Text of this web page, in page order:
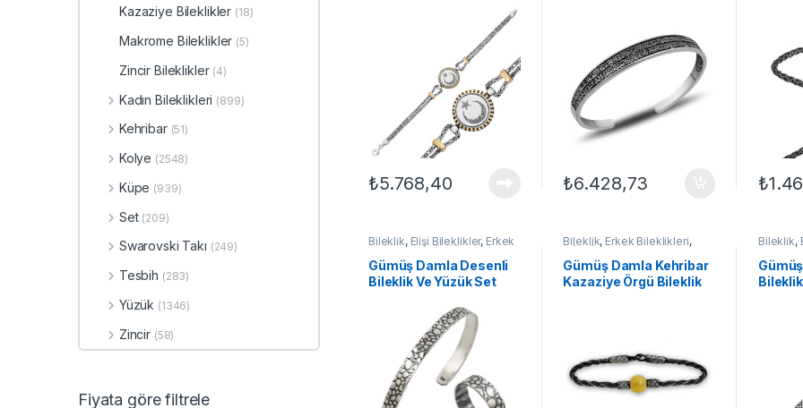
₺5.768,40 ₺6.428,73 ₺
Bu
Bileklik, Elişi Bileklikler, Erkek
Gümüş Damla Desenli
Bileklik Ve Yüzük Set
Bileklik, Erkek Bileklikleri,
Bileklikler
Gümüş Damla Kehribar
Kazaziye Örgü Bileklik
Bileklik,
TAKI
Bileklik
Kazaziye Bileklikler (18)
Makrome Bileklikler (5)
Zincir Bileklikler (4)
Kadın Bileklikleri (899)
Kehribar (51)
Kolye (2548)
Küpe (939)
Set (209)
Swarovski Takı (249)
Tesbih (283)
Yüzük (1346)
Zincir (58)
Fiyata göre filtrele